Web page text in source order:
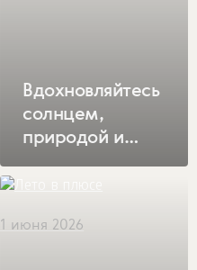
Вдохновляйтесь
солнцем,
природой и
1 июня 2026